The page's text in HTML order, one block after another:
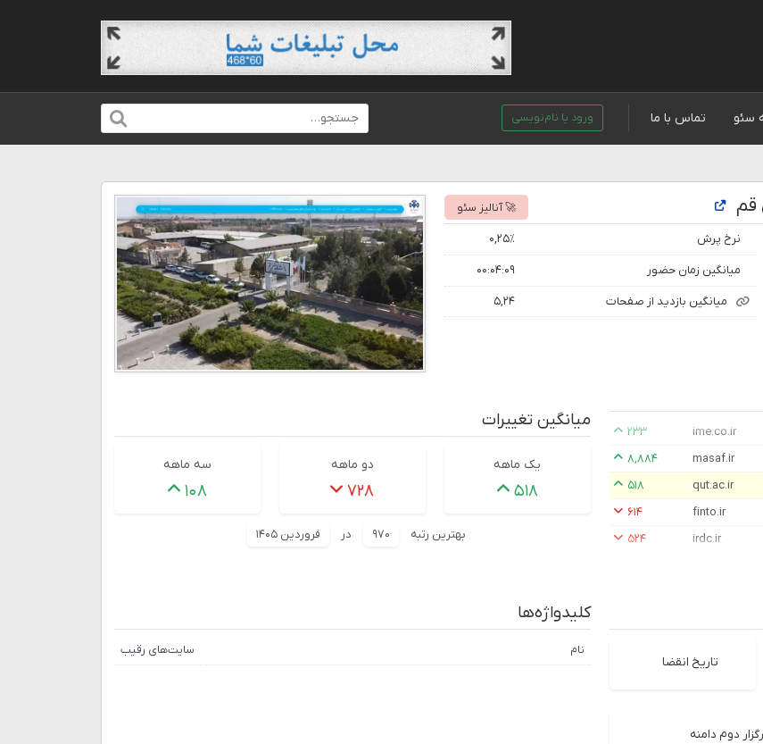
سئو تماس با ما ورود یا نام‌نویسی
قم 🚀 آنالیز سئو
نرخ پرش ۰,۲۵٪
میانگین زمان حضور ۰۰:۰۴:۰۹
میانگین بازدید از صفحات ۵,۲۴
ime.co.ir
۲۳۳
masaf.ir
۸,۸۸۴
qut.ac.ir
۵۱۸
finto.ir
۶۱۴
irdc.ir ۵۲۴
میانگین تغییرات
یک ماهه
۵۱۸
دو ماهه
۷۲۸
سه ماهه
۱۰۸
بهترین رتبه ۹۷۰ در فروردین ۱۴۰۵
تاریخ انقضا
دوم دامنه
کلیدواژه‌ها
نام سایت‌های رقیب